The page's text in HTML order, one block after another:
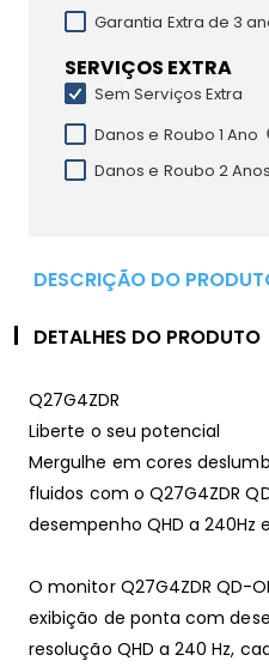
Garantia Extra de 3
SERVIÇOS EXTRA
Sem Serviços Extra
Danos e Roubo 1 Ano
Danos e Roubo 2 Anos
DESCRIÇÃO DO
DETALHES DO PRODUTO
Q27G4ZDR
Liberte o seu potencial
Mergulhe em cores
fluidos com o Q27G4ZDR
desempenho QHD a 240Hz e
O monitor Q27G4ZDR QD-
exibição de ponta com
resolução QHD a 240 Hz,